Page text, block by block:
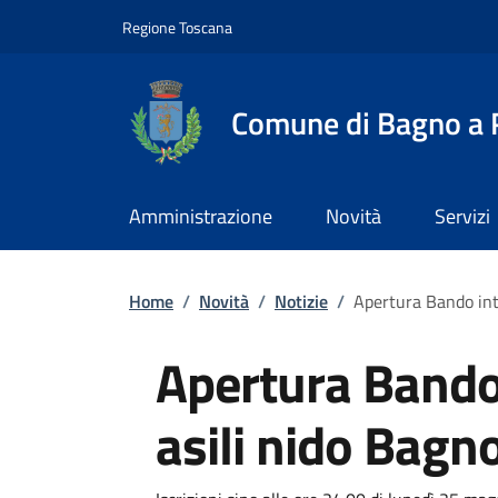
Regione ToscanaSlim top
Comune di Bagno a
Amministrazione Novità Servizi
Briciole di pane
Home / Novità / Notizie / Apertura Bando
Apertura
asili nido